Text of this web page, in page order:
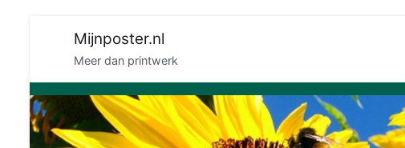
Mijnposter.nl
Meer dan printwerk